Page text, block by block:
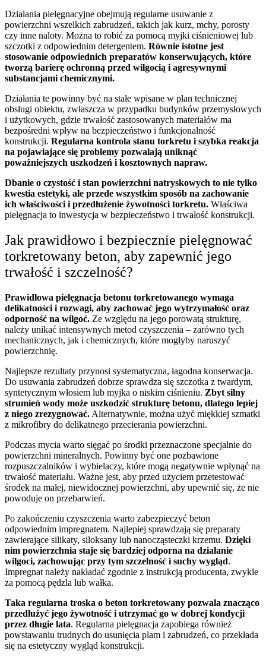
Działania pielęgnacyjne obejmują regularne usuwanie z
powierzchni wszelkich zabrudzeń, takich jak kurz, mchy, porosty
czy inne naloty. Można to robić za pomocą myjki ciśnieniowej lub
szczotki z odpowiednim detergentem. Równie istotne jest
stosowanie odpowiednich preparatów konserwujących, które
tworzą barierę ochronną przed wilgocią i agresywnymi
substancjami chemicznymi.
Działania te powinny być na stałe wpisane w plan technicznej
obsługi obiektu, zwłaszcza w przypadku budynków przemysłowych
i użytkowych, gdzie trwałość zastosowanych materiałów ma
bezpośredni wpływ na bezpieczeństwo i funkcjonalność
konstrukcji. Regularna kontrola stanu torkretu i szybka reakcja
na pojawiające się problemy pozwalają uniknąć
poważniejszych uszkodzeń i kosztownych napraw.
Dbanie o czystość i stan powierzchni natryskowych to nie tylko
kwestia estetyki, ale przede wszystkim sposób na zachowanie
ich właściwości i przedłużenie żywotności torkretu. Właściwa
pielęgnacja to inwestycja w bezpieczeństwo i trwałość konstrukcji.
Jak prawidłowo i bezpiecznie pielęgnować
torkretowany beton, aby zapewnić jego
trwałość i szczelność?
Prawidłowa pielęgnacja betonu torkretowanego wymaga
delikatności i rozwagi, aby zachować jego wytrzymałość oraz
odporność na wilgoć. Ze względu na jego porowatą strukturę,
należy unikać intensywnych metod czyszczenia – zarówno tych
mechanicznych, jak i chemicznych, które mogłyby naruszyć
powierzchnię.
Najlepsze rezultaty przynosi systematyczna, łagodna konserwacja.
Do usuwania zabrudzeń dobrze sprawdza się szczotka z twardym,
syntetycznym włosiem lub myjka o niskim ciśnieniu. Zbyt silny
strumień wody może uszkodzić strukturę betonu, dlatego lepiej
z niego zrezygnować. Alternatywnie, można użyć miękkiej szmatki
z mikrofibry do delikatnego przecierania powierzchni.
Podczas mycia warto sięgać po środki przeznaczone specjalnie do
powierzchni mineralnych. Powinny być one pozbawione
rozpuszczalników i wybielaczy, które mogą negatywnie wpłynąć na
trwałość materiału. Ważne jest, aby przed użyciem przetestować
środek na małej, niewidocznej powierzchni, aby upewnić się, że nie
powoduje on przebarwień.
Po zakończeniu czyszczenia warto zabezpieczyć beton
odpowiednim impregnatem. Najlepiej sprawdzają się preparaty
zawierające silikaty, siloksany lub nanocząsteczki krzemu. Dzięki
nim powierzchnia staje się bardziej odporna na działanie
wilgoci, zachowując przy tym szczelność i suchy wygląd.
Impregnat należy nakładać zgodnie z instrukcją producenta, zwykle
za pomocą pędzla lub wałka.
Taka regularna troska o beton torkretowany pozwala znacząco
przedłużyć jego żywotność i utrzymać go w dobrej kondycji
przez długie lata. Regularna pielęgnacja zapobiega również
powstawaniu trudnych do usunięcia plam i zabrudzeń, co przekłada
się na estetyczny wygląd konstrukcji.